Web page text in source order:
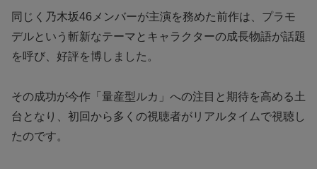
同じく乃木坂46メンバーが主演を務めた前作は、プラモ
デルという斬新なテーマとキャラクターの成長物語が話題
を呼び、好評を博しました。
その成功が今作「量産型ルカ」への注目と期待を高める土
台となり、初回から多くの視聴者がリアルタイムで視聴し
たのです。